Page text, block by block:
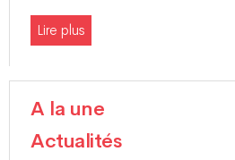
Lire plus
A la une
Actualités